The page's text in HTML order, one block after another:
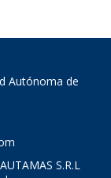
Autónoma de
S.R.L